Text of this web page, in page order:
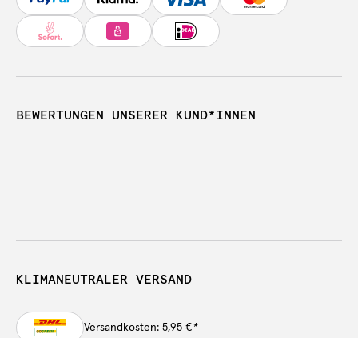
BEWERTUNGEN UNSERER KUND*INNEN
KLIMANEUTRALER VERSAND
Versandkosten: 5,95 €*